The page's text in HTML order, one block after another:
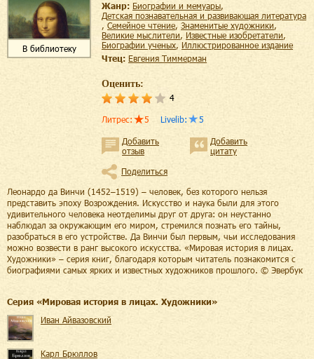
В библиотеку
Жанр:
биографии и мемуары,
детская познавательная и развивающая литература
,
семейное чтение, знаменитые художники,
великие мыслители, известные изобретатели,
биографии ученых,
иллюстрированное издание
Чтец:
Евгения Тиммерман
Оценить:
4
Литрес: 5 Livelib: 5
Добавить
отзыв
Добавить
цитату
Поделиться
Леонардо да Винчи (1452–1519) – человек, без которого нельзя
представить эпоху Возрождения. Искусство и наука были для этого
удивительного человека неотделимы друг от друга: он неустанно
наблюдал за окружающим его миром, стремился познать его тайны,
разобраться в его устройстве. Да Винчи был первым, чьи исследования
можно возвести в ранг высокого искусства. «Мировая история в лицах.
Художники» – серия книг, благодаря которым читатель познакомится с
биографиями самых ярких и известных художников прошлого. © Эвербук
Cерия «Мировая история в лицах. Художники»
Иван Айвазовский
Карл Брюллов